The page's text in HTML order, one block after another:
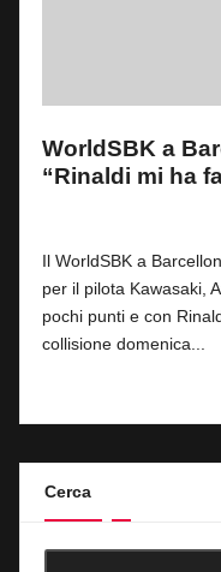
WorldSBK a
“Rinaldi mi ha
Il WorldSBK a
per il pilota Kawasaki,
pochi punti e con
collisione domenica...
Cerca